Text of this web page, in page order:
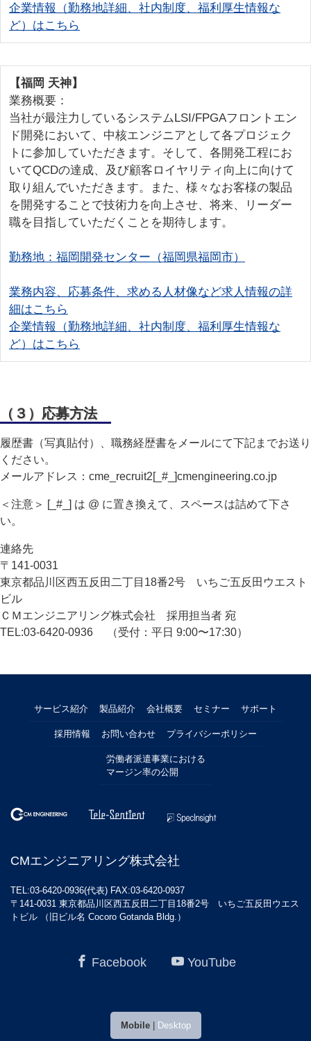
企業情報（勤務地詳細、社内制度、福利厚生情報な
ど）はこちら
【福岡 天神】
業務概要：
当社が最注力しているシステムLSI/FPGAフロントエン
ド開発において、中核エンジニアとして各プロジェク
トに参加していただきます。そして、各開発工程にお
いてQCDの達成、及び顧客ロイヤリティ向上に向けて
取り組んでいただきます。また、様々なお客様の製品
を開発することで技術力を向上させ、将来、リーダー
職を目指していただくことを期待します。
勤務地：福岡開発センター（福岡県福岡市）
業務内容、応募条件、求める人材像など求人情報の詳
細はこちら
企業情報（勤務地詳細、社内制度、福利厚生情報な
ど）はこちら
（３）応募方法
履歴書（写真貼付）、職務経歴書をメールにて下記までお送り
ください。
メールアドレス：cme_recruit2[_#_]cmengineering.co.jp
＜注意＞ [_#_] は @ に置き換えて、スペースは詰めて下さ
い。
連絡先
〒141-0031
東京都品川区西五反田二丁目18番2号 いちご五反田ウエスト
ビル
ＣＭエンジニアリング株式会社 採用担当者 宛
TEL:03-6420-0936 （受付：平日 9:00〜17:30）
サービス紹介 製品紹介 会社概要 セミナー サポート
採用情報 お問い合わせ プライバシーポリシー
労働者派遣事業における
マージン率の公開
CMエンジニアリング株式会社
TEL:03-6420-0936(代表) FAX:03-6420-0937
〒141-0031 東京都品川区西五反田二丁目18番2号 いちご五反田ウエス
トビル （旧ビル名 Cocoro Gotanda Bldg.）
Facebook YouTube
Mobile| Desktop